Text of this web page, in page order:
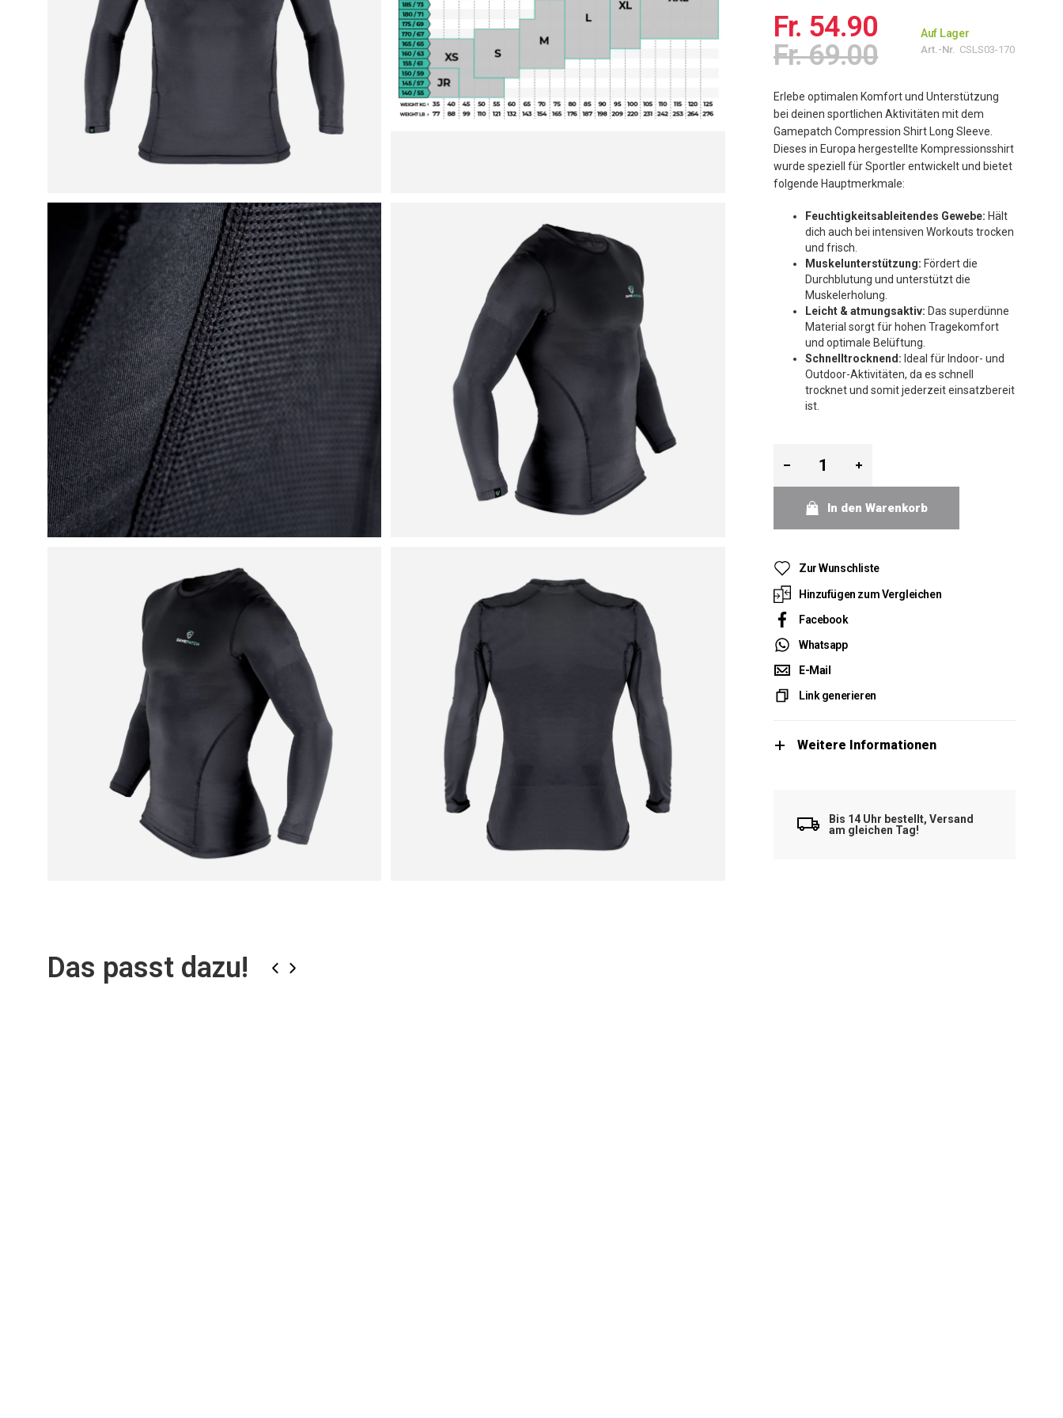
springen
Fr. 54.90
Fr. 69.00
Auf Lager
Art.-Nr. CSLS03-170
Erlebe optimalen Komfort und Unterstützung
bei deinen sportlichen Aktivitäten mit dem
Gamepatch Compression Shirt Long Sleeve.
Dieses in Europa hergestellte Kompressionsshirt
wurde speziell für Sportler entwickelt und bietet
folgende Hauptmerkmale:
Feuchtigkeitsableitendes Gewebe: Hält
dich auch bei intensiven Workouts trocken
und frisch.
Muskelunterstützung: Fördert die
Durchblutung und unterstützt die
Muskelerholung.
Leicht & atmungsaktiv: Das superdünne
Material sorgt für hohen Tragekomfort
und optimale Belüftung.
Schnelltrocknend: Ideal für Indoor- und
Outdoor-Aktivitäten, da es schnell
trocknet und somit jederzeit einsatzbereit
ist.
In den Warenkorb
Zur Wunschliste
Hinzufügen zum Vergleichen
Facebook
Whatsapp
E-Mail
Link generieren
Weitere Informationen
Bis 14 Uhr bestellt, Versand
am gleichen Tag!
Das passt dazu! ‹ ›